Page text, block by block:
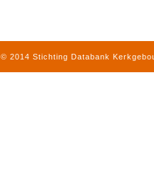
© 2014 Stichting Databank